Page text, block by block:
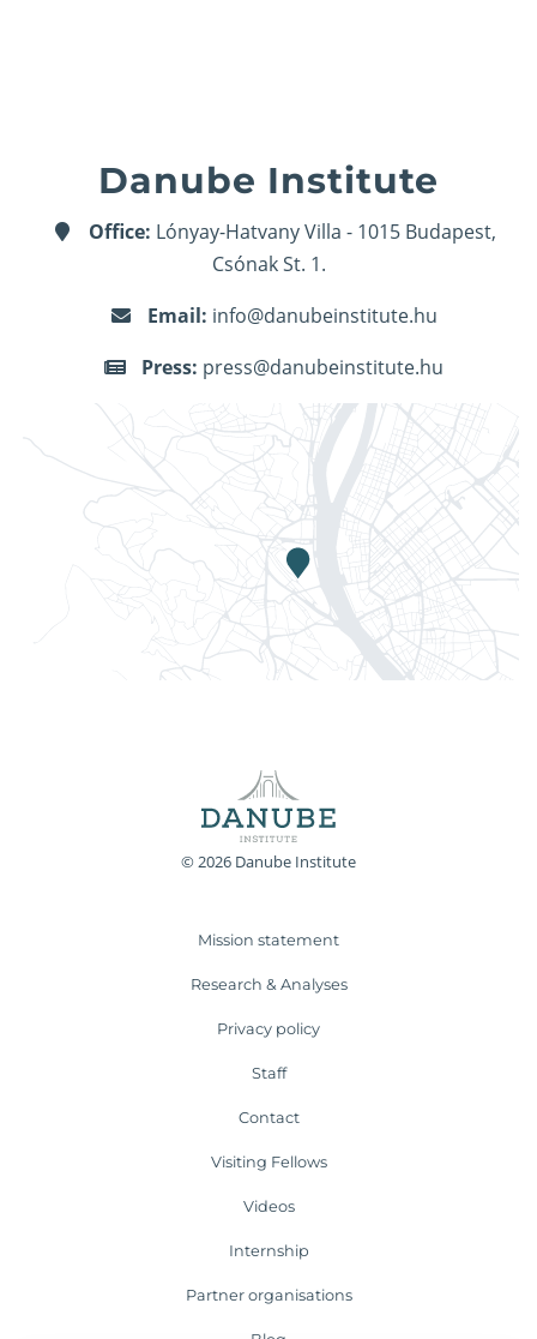
Danube Institute
Office: Lónyay-Hatvany Villa - 1015 Budapest,
Csónak St. 1.
Email: info@danubeinstitute.hu
Press: press@danubeinstitute.hu
© 2026 Danube Institute
Mission statement
Research & Analyses
Privacy policy
Staff
Contact
Visiting Fellows
Videos
Internship
Partner organisations